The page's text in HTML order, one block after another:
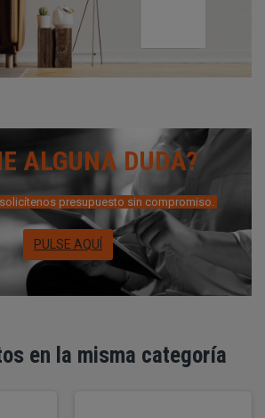
ALGUNA DUDA?
presupuesto sin compromiso.
PULSE AQUÍ
en la misma categoría